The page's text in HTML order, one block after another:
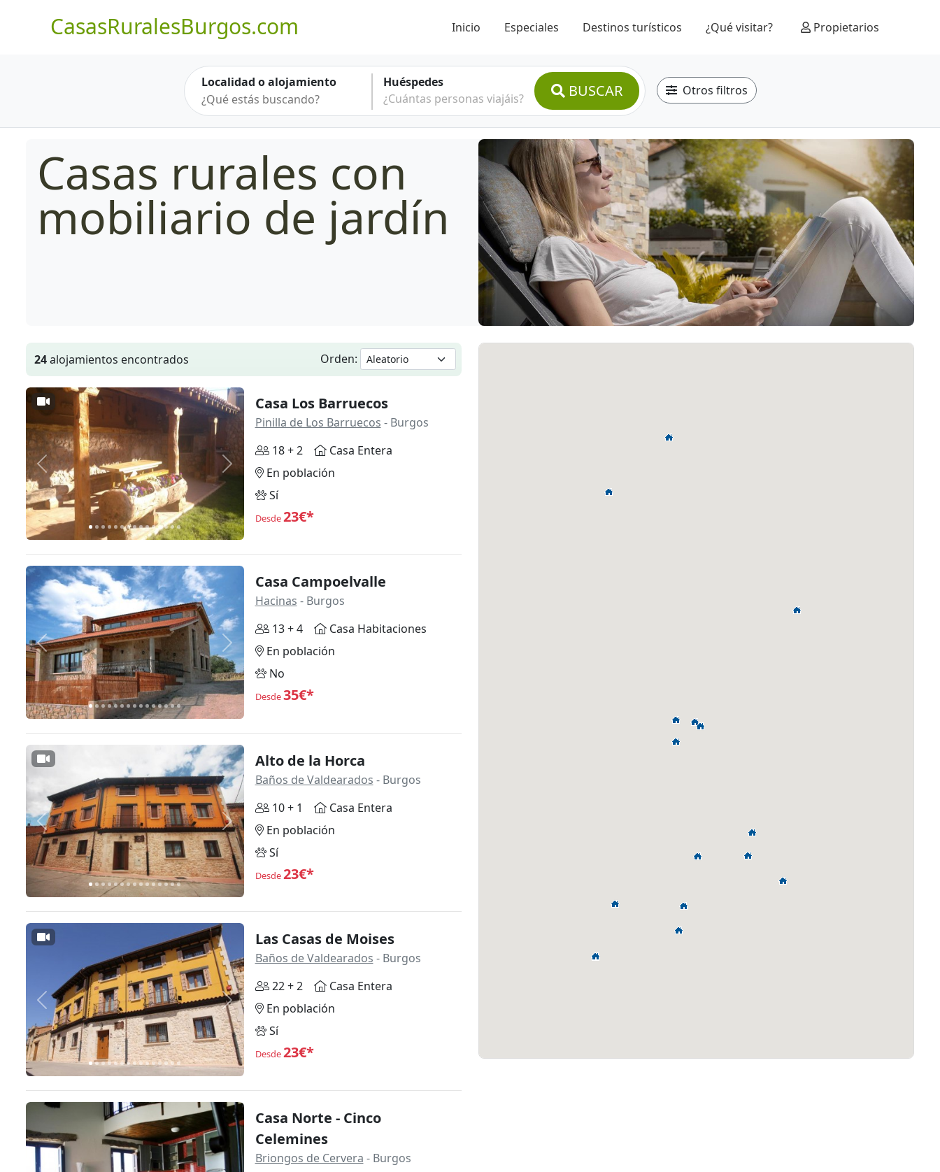
CasasRuralesBurgos.com Inicio Especiales Destinos turísticos ¿Qué visitar? Propietarios
Localidad o alojamiento
Huéspedes
¿Cuántas personas viajáis?
BUSCAR Otros filtros
Casas rurales con
mobiliario de jardín
24alojamientos encontrados Orden:
Anterior Siguiente
Casa Los Barruecos
Pinilla de Los Barruecos - Burgos
18 + 2
Casa Entera
En población
Sí
Desde23€*
Anterior Siguiente
Casa Campoelvalle
Hacinas - Burgos
13 + 4
Casa Habitaciones
En población
No
Desde35€*
Anterior Siguiente
Alto de la Horca
Baños de Valdearados - Burgos
10 + 1
Casa Entera
En población
Sí
Desde23€*
Anterior Siguiente
Las Casas de Moises
Baños de Valdearados - Burgos
22 + 2
Casa Entera
En población
Sí
Desde23€*
Casa Norte - Cinco
Celemines
Briongos de Cervera - Burgos